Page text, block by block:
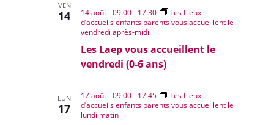
VEN
14
Les Laep vous accueillent le
vendredi (0-6 ans)
14 août - 09:00- 17:30
Les Lieux
d’accueils enfants parents vous accueillent le
vendredi après-midi
LUN
17
17 août - 09:00- 17:45
Les Lieux
d’accueils enfants parents vous accueillent le
lundi matin